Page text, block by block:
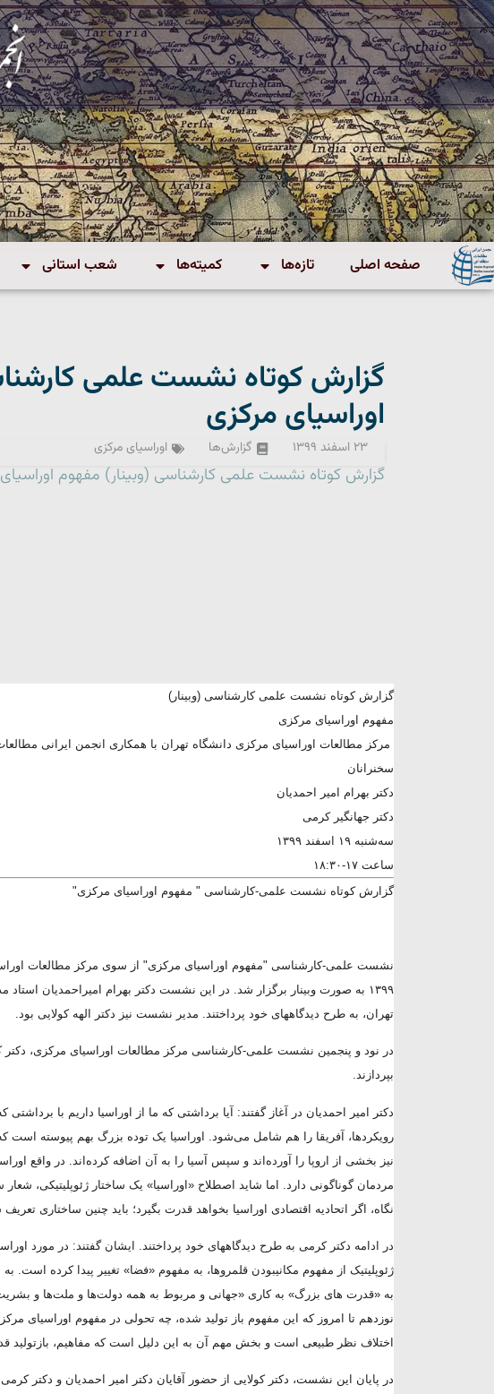
صفحه اصلی تازه‌ها کمیته‌ها شعب استانی
گزارش کوتاه نشست علمی
اوراسیای مرکزی
۲۳ اسفند ۱۳۹۹ گزارش‌ها اوراسیای مرکزی
گزارش کوتاه نشست علمی کارشناسی (وبینار) مفهوم
گزارش کوتاه نشست علمی کارشناسی (وبینار)
مفهوم اوراسیای مرکزی
مرکز مطالعات اوراسیای مرکزی دانشگاه تهران با همکاری انجمن ایرانی
سخنرانان
دکتر بهرام امیر احمدیان
دکتر جهانگیر کرمی
سه‌شنبه ۱۹ اسفند ۱۳۹۹
ساعت ۱۷-۱۸:۳۰
گزارش کوتاه نشست علمی-کارشناسی " مفهوم اوراسیای مرکزی"
نشست علمی-کارشناسی "مفهوم اوراسیای مرکزی
۱۳۹۹ به صورت وبینار برگزار شد. در این نشست دکتر بهرام امیراحمدیان
تهران، به طرح دیدگاه­های خود پرداختند. مدیر نشست نیز دکتر الهه کولایی بود
در نود و پنجمین نشست علمی-کارشناسی مرکز مطالعات اوراسیای مرکزی، دکتر
بپردازند.
دکتر امیر احمدیان در آغاز گفتند: آیا برداشتی که ما از اوراسیا داریم با
رویکردها، آفریقا را هم شامل می‌شود. اوراسیا یک توده بزرگ بهم پیوسته است
نیز بخشی از اروپا را آورده‌اند و سپس آسیا را به آن اضافه کرده‌اند. در واقع
مردمان گوناگونی دارد. اما شاید اصطلاح «اوراسیا» یک ساختار ژئوپلیتیکی،
نگاه، اگر اتحادیه اقتصادی اوراسیا بخواهد قدرت بگیرد؛ باید چنین ساختاری
در ادامه دکتر کرمی به طرح دیدگاه­های خود پرداختند. ایشان گفتند: در مورد
ژئوپلیتیک از مفهوم مکانی­بودن قلمروها، به مفهوم «فضا» تغییر پیدا کرده
به «قدرت های بزرگ» به کاری «جهانی و مربوط به همه دولت‌ها و ملت‌ها و
نوزدهم تا امروز که این مفهوم باز تولید شده، چه تحولی در مفهوم اوراسیای
اختلاف نظر طبیعی است و بخش مهم آن به این دلیل است که مفاهیم، بازتولید
در پایان این نشست، دکتر کولایی از حضور آقایان دکتر امیر احمدیان و دکتر